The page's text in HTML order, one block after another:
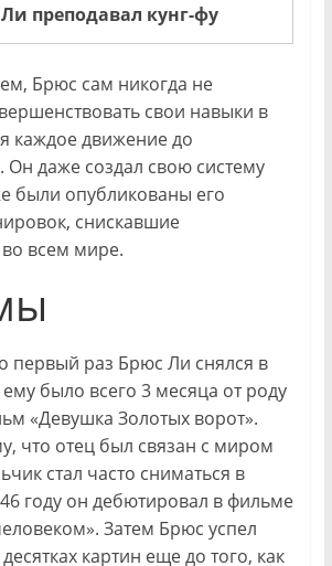
преподавал кунг-фу
Брюс сам никогда не
свои навыки в
каждое движение до
Он даже создал свою систему
были опубликованы его
снискавшие
всем мире.
первый раз Брюс Ли снялся в
было всего 3 месяца от роду
«Девушка Золотых ворот».
что отец был связан с миром
стал часто сниматься в
году он дебютировал в фильме
Затем Брюс успел
картин еще до того, как